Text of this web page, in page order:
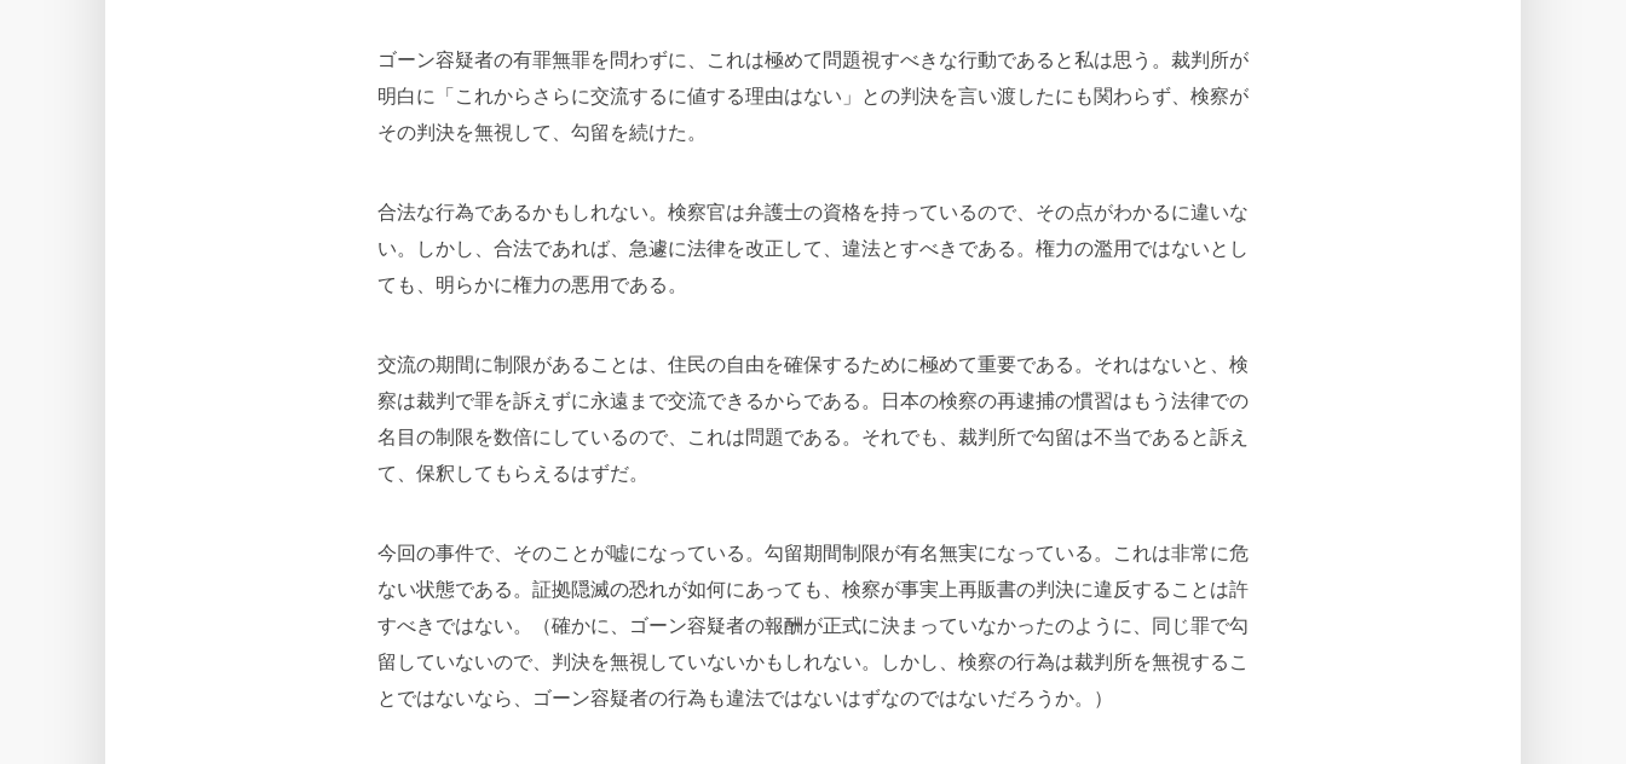
ゴーン容疑者の有罪無罪を問わずに、これは極めて問題視すべきな行動であると私は思う。裁判所が
明白に「これからさらに交流するに値する理由はない」との判決を言い渡したにも関わらず、検察が
その判決を無視して、勾留を続けた。
合法な行為であるかもしれない。検察官は弁護士の資格を持っているので、その点がわかるに違いな
い。しかし、合法であれば、急遽に法律を改正して、違法とすべきである。権力の濫用ではないとし
ても、明らかに権力の悪用である。
交流の期間に制限があることは、住民の自由を確保するために極めて重要である。それはないと、検
察は裁判で罪を訴えずに永遠まで交流できるからである。日本の検察の再逮捕の慣習はもう法律での
名目の制限を数倍にしているので、これは問題である。それでも、裁判所で勾留は不当であると訴え
て、保釈してもらえるはずだ。
今回の事件で、そのことが嘘になっている。勾留期間制限が有名無実になっている。これは非常に危
ない状態である。証拠隠滅の恐れが如何にあっても、検察が事実上再販書の判決に違反することは許
すべきではない。（確かに、ゴーン容疑者の報酬が正式に決まっていなかったのように、同じ罪で勾
留していないので、判決を無視していないかもしれない。しかし、検察の行為は裁判所を無視するこ
とではないなら、ゴーン容疑者の行為も違法ではないはずなのではないだろうか。）